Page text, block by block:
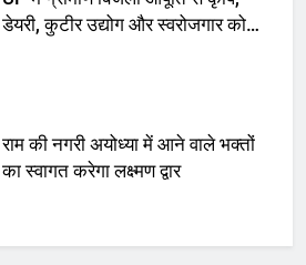
डेयरी, कुटीर उद्योग और स्वरोजगार को
राम की नगरी अयोध्या में आने वाले भक्तों
का स्वागत करेगा लक्ष्मण द्वार